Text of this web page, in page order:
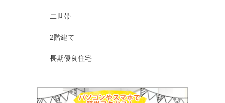
二世帯
2階建て
長期優良住宅